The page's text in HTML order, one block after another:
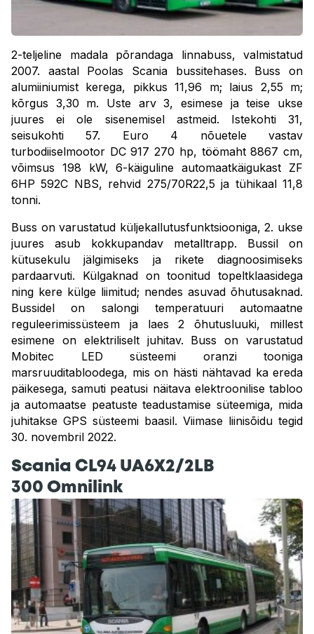
2-teljeline madala põrandaga linnabuss, valmistatud
2007. aastal Poolas Scania bussitehases. Buss on
alumiiniumist kerega, pikkus 11,96 m; laius 2,55 m;
kõrgus 3,30 m. Uste arv 3, esimese ja teise ukse
juures ei ole sisenemisel astmeid. Istekohti 31,
seisukohti 57. Euro 4 nõuetele vastav
turbodiiselmootor DC 917 270 hp, töömaht 8867 cm,
võimsus 198 kW, 6-käiguline automaatkäigukast ZF
6HP 592C NBS, rehvid 275/70R22,5 ja tühikaal 11,8
tonni.
Buss on varustatud küljekallutusfunktsiooniga, 2. ukse
juures asub kokkupandav metalltrapp. Bussil on
kütusekulu jälgimiseks ja rikete diagnoosimiseks
pardaarvuti. Külgaknad on toonitud topeltklaasidega
ning kere külge liimitud; nendes asuvad õhutusaknad.
Bussidel on salongi temperatuuri automaatne
reguleerimissüsteem ja laes 2 õhutusluuki, millest
esimene on elektriliselt juhitav. Buss on varustatud
Mobitec LED süsteemi oranzi tooniga
marsruuditabloodega, mis on hästi nähtavad ka ereda
päikesega, samuti peatusi näitava elektroonilise tabloo
ja automaatse peatuste teadustamise süteemiga, mida
juhitakse GPS süsteemi baasil. Viimase liinisõidu tegid
30. novembril 2022.
Scania CL94 UA6X2/2LB
300 Omnilink